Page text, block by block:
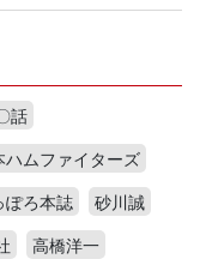
話
ハムファイターズ
ぽろ本誌
砂川誠
高橋洋一